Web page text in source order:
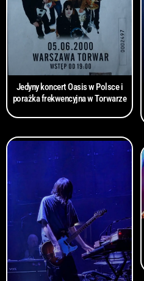
Jedyny koncert Oasis w Polsce i
porażka frekwencyjna w Torwarze